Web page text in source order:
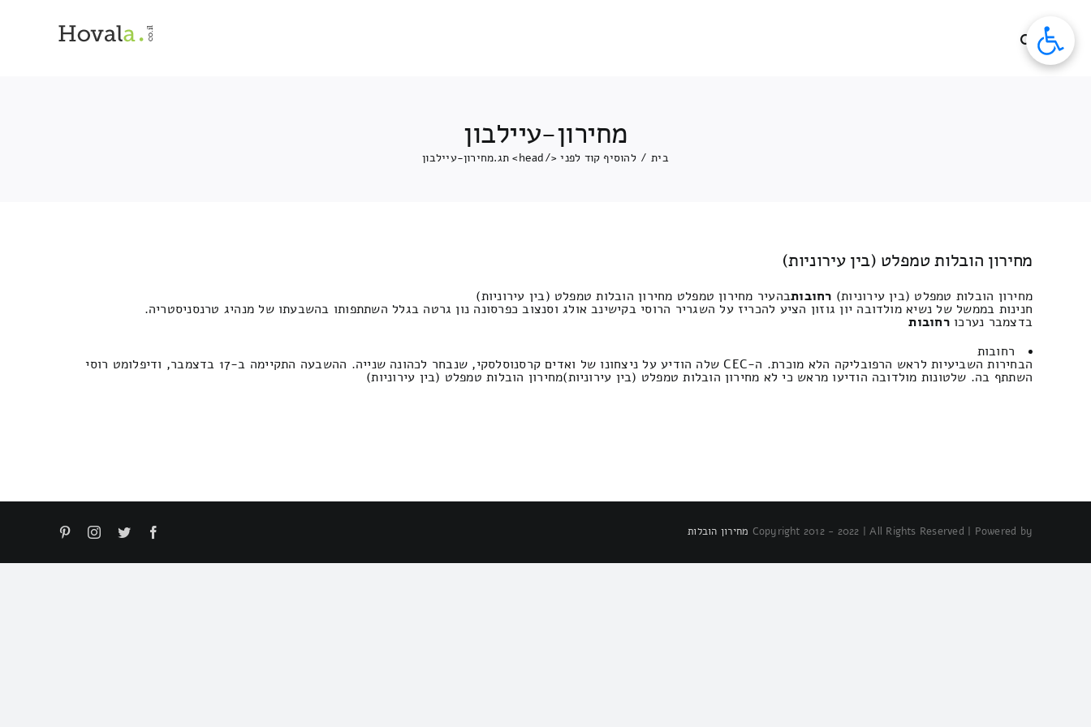
מחירון-עיילבון
בית / להוסיף קוד לפני </head> תג. מחירון-עיילבון
מחירון הובלות טמפלט (בין עירוניות)
מחירון הובלות טמפלט (בין עירוניות) רחובותבהעיר מחירון טמפלט מחירון הובלות טמפלט (בין עירוניות)
חנינות בממשל של נשיא מולדובה יון גוזון הציע להכריז על השגריר הרוסי בקישינב אולג וסנצוב כפרסונה נון גרטה בגלל השתתפותו בהשבעתו של מנהיג טרנסניסטריה.
בדצמבר נערכורחובות
רחובות
הבחירות השביעיות לראש הרפובליקה הלא מוכרת. ה-CEC שלה הודיע ​​על ניצחונו של ואדים קרסנוסלסקי, שנבחר לכהונה שנייה. ההשבעה התקיימה ב-17 בדצמבר, ודיפלומט רוסי
השתתף בה. שלטונות מולדובה הודיעו מראש כי לא מחירון הובלות טמפלט (בין עירוניות)מחירון הובלות טמפלט (בין עירוניות)
Copyright 2012 - 2022 | All Rights Reserved | Powered by מחירון הובלות Facebook
Twitter
Instagram